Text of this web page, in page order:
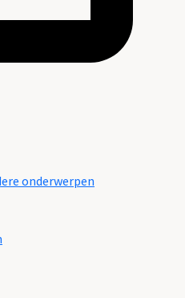
onderwerpen